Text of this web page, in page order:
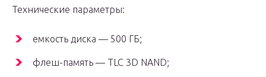
Технические параметры:
емкость диска — 500 ГБ;
флеш-память — TLC 3D NAND;